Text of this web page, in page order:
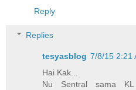
Reply
Replies
tesyasblog 7/8/15 2:21
Hai Kak...
Nu Sentral sama KL